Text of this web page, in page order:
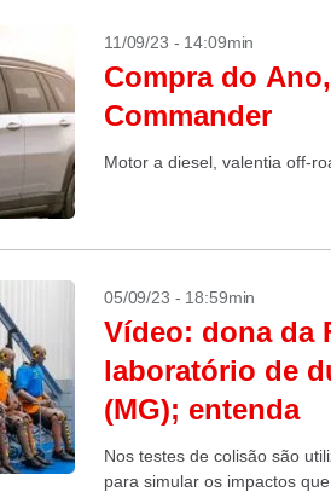
11/09/23 - 14:09min
Compra do
Commander
Motor a diesel, valentia off-
05/09/23 - 18:59min
Vídeo: dona da
laboratório de
(MG); entenda
Nos testes de colisão são
para simular os impactos